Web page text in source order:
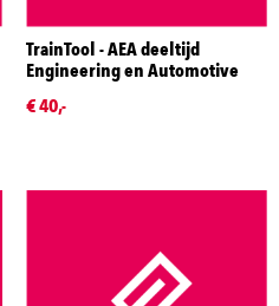
TrainTool - AEA deeltijd
Engineering en Automotive
€ 40,-